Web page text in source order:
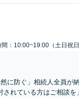
：10:00~19:00（土日祝日
に防ぐ」相続人全員
れている方はご相談